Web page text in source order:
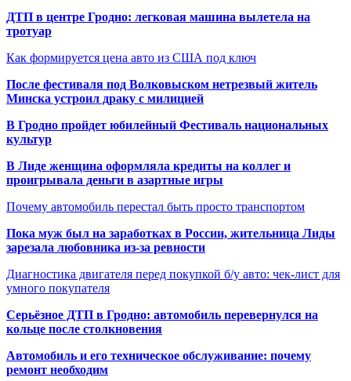
ДТП в центре Гродно: легковая машина вылетела на
тротуар
Как формируется цена авто из США под ключ
После фестиваля под Волковыском нетрезвый житель
Минска устроил драку с милицией
В Гродно пройдет юбилейный Фестиваль национальных
культур
В Лиде женщина оформляла кредиты на коллег и
проигрывала деньги в азартные игры
Почему автомобиль перестал быть просто транспортом
Пока муж был на заработках в России, жительница Лиды
зарезала любовника из-за ревности
Диагностика двигателя перед покупкой б/у авто: чек-лист для
умного покупателя
Серьёзное ДТП в Гродно: автомобиль перевернулся на
кольце после столкновения
Автомобиль и его техническое обслуживание: почему
ремонт необходим